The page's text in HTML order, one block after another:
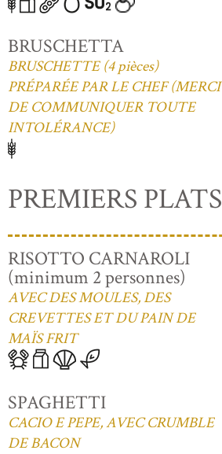
BRUSCHETTA
BRUSCHETTE (4 pièces)
PRÉPARÉE PAR LE CHEF (MERCI
DE COMMUNIQUER TOUTE
INTOLÉRANCE)
PREMIERS PLATS
RISOTTO CARNAROLI
(minimum 2 personnes)
AVEC DES MOULES, DES
CREVETTES ET DU PAIN DE
MAÏS FRIT
SPAGHETTI
CACIO E PEPE, AVEC CRUMBLE
DE BACON